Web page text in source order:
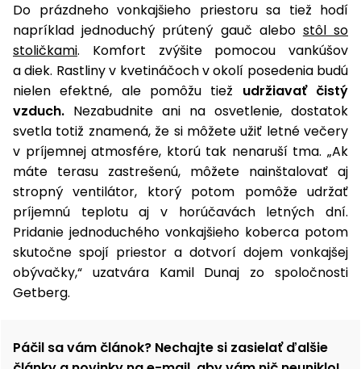
Do prázdneho vonkajšieho priestoru sa tiež hodí
napríklad jednoduchý prútený gauč alebo stôl so
stoličkami. Komfort zvýšite pomocou vankúšov
a diek. Rastliny v kvetináčoch v okolí posedenia budú
nielen efektné, ale pomôžu tiež udržiavať čistý
vzduch. Nezabudnite ani na osvetlenie, dostatok
svetla totiž znamená, že si môžete užiť letné večery
v príjemnej atmosfére, ktorú tak nenaruší tma. „Ak
máte terasu zastrešenú, môžete nainštalovať aj
stropný ventilátor, ktorý potom pomôže udržať
príjemnú teplotu aj v horúčavách letných dní.
Pridanie jednoduchého vonkajšieho koberca potom
skutočne spojí priestor a dotvorí dojem vonkajšej
obývačky,“ uzatvára Kamil Dunaj zo spoločnosti
Getberg.
Páčil sa vám článok? Nechajte si zasielať ďalšie